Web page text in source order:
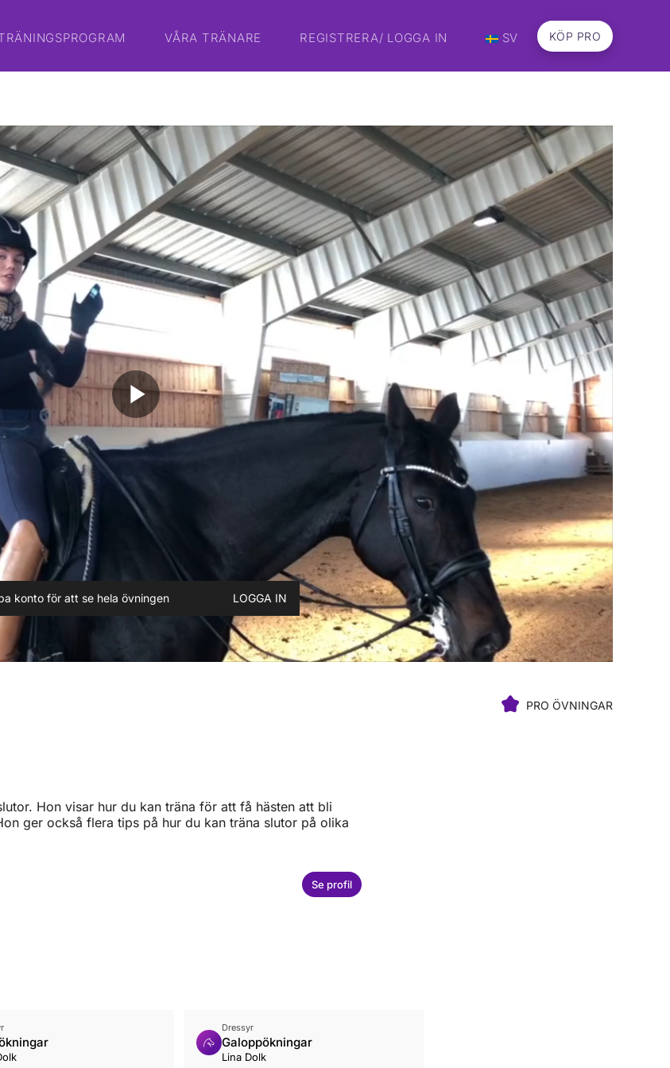
VÅRA TRÄNARE REGISTRERA/ LOGGA IN SV KÖP PRO
play_arrow
konto för att se hela övningen LOGGA IN
PRO ÖVNINGAR
Hon visar hur du kan träna för att få hästen att bli
ger också flera tips på hur du kan träna slutor på olika
Se profil
Dressyr
Galoppökningar
Lina Dolk